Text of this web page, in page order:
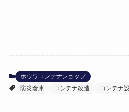
ホウワコンテナショップ
防災倉庫
コンテナ改造 コンテナ